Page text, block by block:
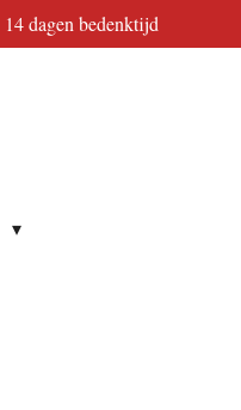
14 dagen bedenktijd